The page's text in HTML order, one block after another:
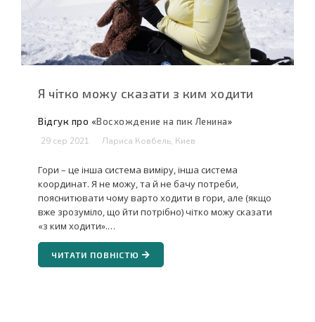
Я чітко можу сказати з ким ходити
Відгук про «Восхождение на пик Ленина»
29 сер 2021
Лариса Ковбель, Киев
Гори – це інша система виміру, інша система
координат. Я не можу, та й не бачу потреби,
пояснитювати чому варто ходити в гори, але (якщо
вже зрозуміло, що йти потрібно) чітко можу сказати
«з ким ходити».…
ЧИТАТИ ПОВНІСТЮ